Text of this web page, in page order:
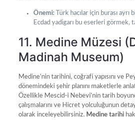
Önemi:Türk hacılar için burası ayrı
Ecdad yadigarı bu eserleri görmek,
11. Medine Müzesi
Madinah Museum)
Medine’nin tarihini, coğrafi yapısını ve
dönemindeki şehir planını maketlerle
Özellikle Mescid-i Nebevi’nin tarih
çalışmalarını ve Hicret yolculuğunun
olarak inceleyebilirsiniz. Medine tarihi